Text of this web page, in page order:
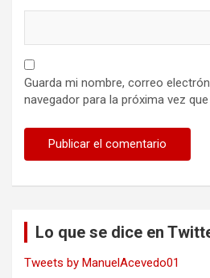
Guarda mi nombre, correo
navegador para la próxima vez
Lo que se dice en
Tweets by ManuelAcevedo01